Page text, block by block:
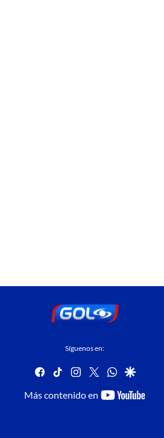
Síguenos en:
facebook
tiktokinstagram
twitterwhatsapp
google
Más contenido en